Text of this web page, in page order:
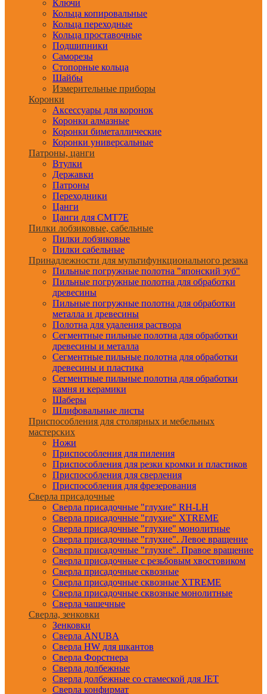
Ключи
Кольца копировальные
Кольца переходные
Кольца проставочные
Подшипники
Саморезы
Стопорные кольца
Шайбы
Измерительные приборы
Коронки
Аксессуары для коронок
Коронки алмазные
Коронки биметаллические
Коронки универсальные
Патроны, цанги
Втулки
Державки
Патроны
Переходники
Цанги
Цанги для CMT7E
Пилки лобзиковые, сабельные
Пилки лобзиковые
Пилки сабельные
Принадлежности для мультифункционального резака
Пильные погружные полотна "японский зуб"
Пильные погружные полотна для обработки
древесины
Пильные погружные полотна для обработки
металла и древесины
Полотна для удаления раствора
Сегментные пильные полотна для обработки
древесины и металла
Сегментные пильные полотна для обработки
древесины и пластика
Сегментные пильные полотна для обработки
камня и керамики
Шаберы
Шлифовальные листы
Приспособления для столярных и мебельных
мастерских
Ножи
Приспособления для пиления
Приспособления для резки кромки и пластиков
Приспособления для сверления
Приспособления для фрезерования
Сверла присадочные
Сверла присадочные "глухие" RH-LH
Сверла присадочные "глухие" XTREME
Сверла присадочные "глухие" монолитные
Сверла присадочные "глухие". Левое вращение
Сверла присадочные "глухие". Правое вращение
Сверла присадочные с резьбовым хвостовиком
Сверла присадочные сквозные
Сверла присадочные сквозные XTREME
Сверла присадочные сквозные монолитные
Сверла чашечные
Сверла, зенковки
Зенковки
Сверла ANUBA
Сверла HW для шкантов
Сверла Форстнера
Сверла долбежные
Сверла долбежные со стамеской для JET
Сверла конфирмат